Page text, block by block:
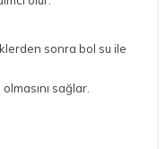
sonra bol su ile
sağlar.